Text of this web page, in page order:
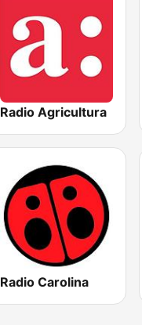
Radio Agricultura
Radio Carolina